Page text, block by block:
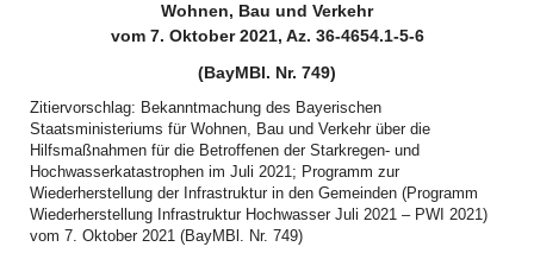
Wohnen, Bau und Verkehr
vom 7. Oktober 2021, Az. 36-4654.1-5-6
(BayMBl. Nr. 749)
Zitiervorschlag: Bekanntmachung des Bayerischen
Staatsministeriums für Wohnen, Bau und Verkehr über die
Hilfsmaßnahmen für die Betroffenen der Starkregen- und
Hochwasserkatastrophen im Juli 2021; Programm zur
Wiederherstellung der Infrastruktur in den Gemeinden (Programm
Wiederherstellung Infrastruktur Hochwasser Juli 2021 – PWI 2021)
vom 7. Oktober 2021 (BayMBl. Nr. 749)